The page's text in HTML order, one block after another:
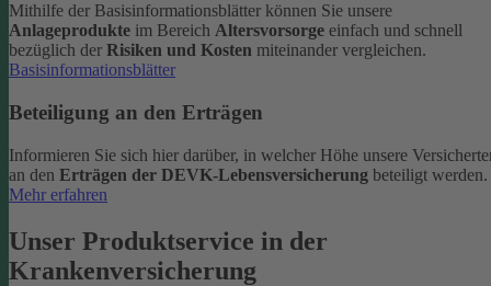
Mithilfe der Basisinformationsblätter können Sie unsere
Anlageprodukte im Bereich Altersvorsorge einfach und schnell
bezüglich der Risiken und Kosten miteinander vergleichen.
Basisinformationsblätter
Beteiligung an den Erträgen
Informieren Sie sich hier darüber, in welcher Höhe unsere
an den Erträgen der DEVK-Lebensversicherung beteiligt werden.
Mehr erfahren
Unser Produktservice in der
Krankenversicherung